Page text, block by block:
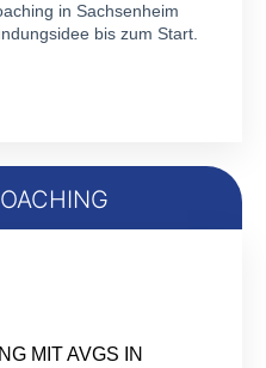
in Sachsenheim
bis zum Start.
MIT AVGS IN